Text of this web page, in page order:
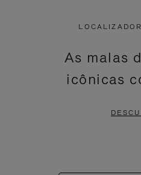
As malas
icônicas